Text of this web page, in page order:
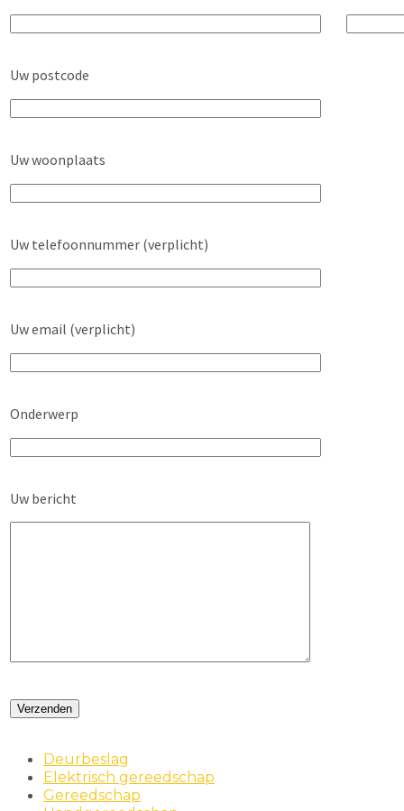
Uw postcode
Uw woonplaats
Uw telefoonnummer (verplicht)
Uw email (verplicht)
Onderwerp
Uw bericht
Deurbeslag
Elektrisch gereedschap
Gereedschap